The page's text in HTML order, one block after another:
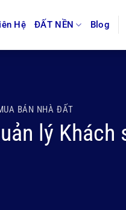
Hệ ĐẤT NỀN Blog
BÁN NHÀ ĐẤT
lý Khách